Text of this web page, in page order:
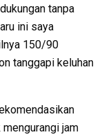
tanpa
ini saya
150/90
tanggapi keluhan
jam